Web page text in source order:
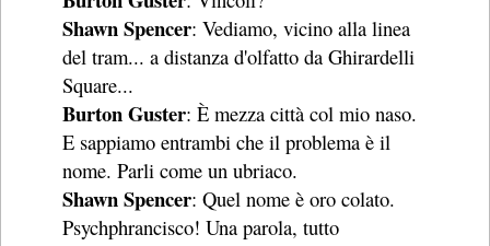
Shawn Spencer: Vediamo, vicino alla linea
del tram... a distanza d'olfatto da Ghirardelli
Square...
Burton Guster: È mezza città col mio naso.
E sappiamo entrambi che il problema è il
nome. Parli come un ubriaco.
Shawn Spencer: Quel nome è oro colato.
Psychphrancisco! Una parola, tutto